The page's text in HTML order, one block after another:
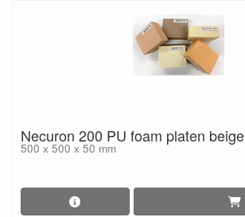
Necuron 200 PU foam platen beige
500 x 500 x 50 mm